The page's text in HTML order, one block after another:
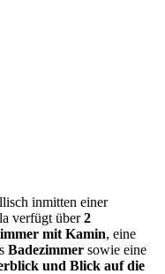
inmitten einer
verfügt über2
mit Kamin, eine
Badezimmer sowie eine
und Blick auf die